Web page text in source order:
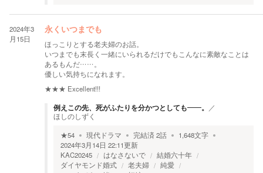
2024年3
月15日
永くいつまでも
ほっこりとする老夫婦のお話。
いつまでも末長く一緒にいられるだけでもこんなに素敵なことは
あるもんだ……。
優しい気持ちになれます。
★★★ Excellent!!!
例えこの先、死がふたりを分かつとしても――。
／
ほしのしずく
★54 現代ドラマ 完結済2話 1,648文字
2024年3月14日 22:11更新
KAC20245
はなさないで
結婚六十年
ダイヤモンド婚式
老夫婦
純愛